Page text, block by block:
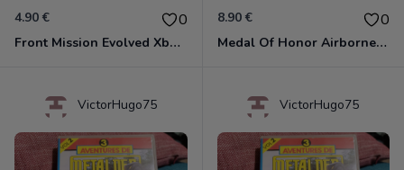
4.90 € 0
Front Mission Evolved Xbox 360
8.90 € 0
Medal Of Honor Airborne Xbox 360
VictorHugo75 VictorHugo75